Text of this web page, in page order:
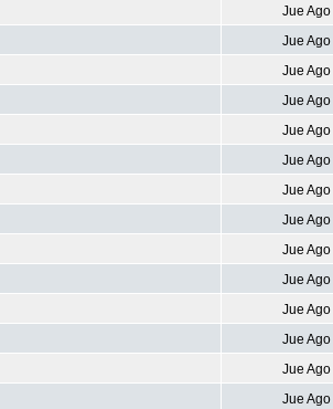
Jue
Jue
Jue
Jue
Jue
Jue
Jue
Jue
Jue
Jue
Jue
Jue
Jue
Jue